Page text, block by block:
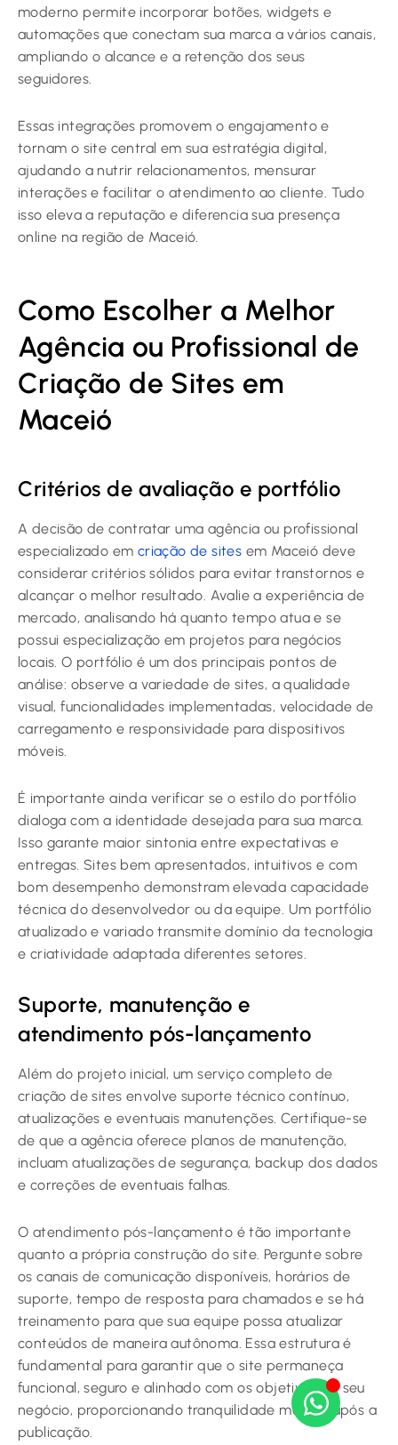
moderno permite incorporar botões, widgets e
automações que conectam sua marca a vários canais,
ampliando o alcance e a retenção dos seus
seguidores.
Essas integrações promovem o engajamento e
tornam o site central em sua estratégia digital,
ajudando a nutrir relacionamentos, mensurar
interações e facilitar o atendimento ao cliente. Tudo
isso eleva a reputação e diferencia sua presença
online na região de Maceió.
Como Escolher a Melhor
Agência ou Profissional de
Criação de Sites em
Maceió
Critérios de avaliação e portfólio
A decisão de contratar uma agência ou profissional
especializado em criação de sites em Maceió deve
considerar critérios sólidos para evitar transtornos e
alcançar o melhor resultado. Avalie a experiência de
mercado, analisando há quanto tempo atua e se
possui especialização em projetos para negócios
locais. O portfólio é um dos principais pontos de
análise: observe a variedade de sites, a qualidade
visual, funcionalidades implementadas, velocidade de
carregamento e responsividade para dispositivos
móveis.
É importante ainda verificar se o estilo do portfólio
dialoga com a identidade desejada para sua marca.
Isso garante maior sintonia entre expectativas e
entregas. Sites bem apresentados, intuitivos e com
bom desempenho demonstram elevada capacidade
técnica do desenvolvedor ou da equipe. Um portfólio
atualizado e variado transmite domínio da tecnologia
e criatividade adaptada diferentes setores.
Suporte, manutenção e
atendimento pós-lançamento
Além do projeto inicial, um serviço completo de
criação de sites envolve suporte técnico contínuo,
atualizações e eventuais manutenções. Certifique-se
de que a agência oferece planos de manutenção,
incluam atualizações de segurança, backup dos dados
e correções de eventuais falhas.
O atendimento pós-lançamento é tão importante
quanto a própria construção do site. Pergunte sobre
os canais de comunicação disponíveis, horários de
suporte, tempo de resposta para chamados e se há
treinamento para que sua equipe possa atualizar
conteúdos de maneira autônoma. Essa estrutura é
fundamental para garantir que o site permaneça
funcional, seguro e alinhado com os objetivos do seu
negócio, proporcionando tranquilidade mesmo após a
publicação.